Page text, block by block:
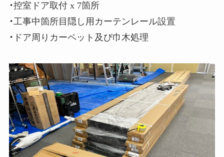
・控室ドア取付 x 7箇所
・工事中箇所目隠し用カーテンレール設置
・ドア周りカーペット及び巾木処理